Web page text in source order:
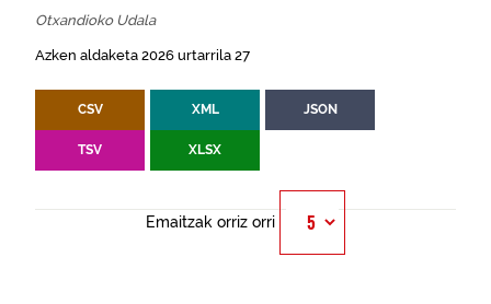
Otxandioko Udala
Azken aldaketa 2026 urtarrila 27
CSV XML JSON
TSV XLSX
Emaitzak orriz orri